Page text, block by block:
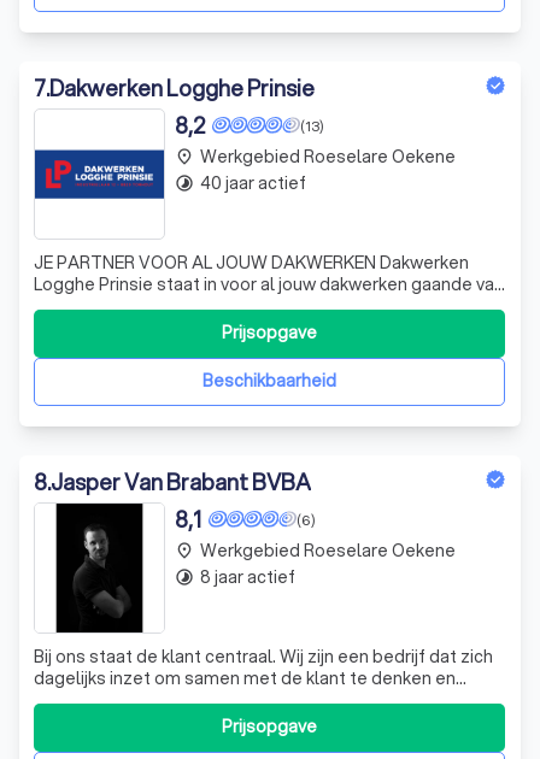
7.Dakwerken Logghe Prinsie
(13)
8,2
JE PARTNER VOOR AL JOUW DAKWERKEN Dakwerken
Logghe Prinsie staat in voor al jouw dakwerken gaande van
platte daken, hellende daken, zink, koper -en loodwerken
als timmerwerken. Wens je jouw bestaand dak te
renoveren of heb je nieuwbouwplannen? Dan staan we je
graag te woord met onze ervaring en inzi
Beschikbaarheid
Prijsopgave
place Werkgebied Roeselare Oekene
timelapse 40 jaar actief
8.Jasper Van Brabant BVBA
(6)
8,1
Bij ons staat de klant centraal. Wij zijn een bedrijf dat zich
dagelijks inzet om samen met de klant te denken en
projecten op maat te realiseren. Wij werken met oog voor
detail en gebruiken enkel kwalitatieve materialen. Onze
expertise ligt in het leveren, plaatsen en onderhouden van
Prijsopgave
place Werkgebied Roeselare Oekene
timelapse 8 jaar actief